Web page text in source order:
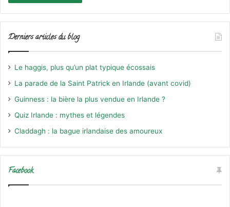
Derniers articles du blog
Le haggis, plus qu’un plat typique écossais
La parade de la Saint Patrick en Irlande (avant covid)
Guinness : la bière la plus vendue en Irlande ?
Quiz Irlande : mythes et légendes
Claddagh : la bague irlandaise des amoureux
Facebook